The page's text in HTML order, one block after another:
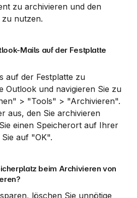
zu archivieren und den
nutzen.
Mails auf der Festplatte
auf der Festplatte zu
Outlook und navigieren Sie zu
> "Tools" > "Archivieren".
aus, den Sie archivieren
einen Speicherort auf Ihrer
auf "OK".
beim Archivieren von
löschen Sie unnötige